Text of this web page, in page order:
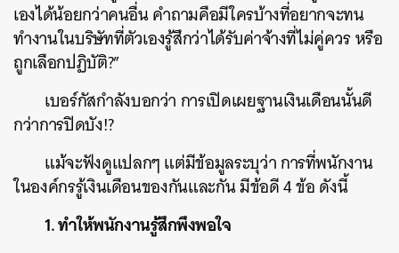
เองได้น้อยกว่าคนอื่น คำถามคือมีใครบ้างที่อยากจะทน
ทำงานในบริษัทที่ตัวเองรู้สึกว่าได้รับค่าจ้างที่ไม่คู่ควร หรือ
ถูกเลือกปฏิบัติ?”
เบอร์กัสกำลังบอกว่า การเปิดเผยฐานเงินเดือนนั้นดี
กว่าการปิดบัง!?
แม้จะฟังดูแปลกๆ แต่มีข้อมูลระบุว่า การที่พนักงาน
ในองค์กรรู้เงินเดือนของกันและกัน มีข้อดี 4 ข้อ ดังนี้
1. ทำให้พนักงานรู้สึกพึงพอใจ